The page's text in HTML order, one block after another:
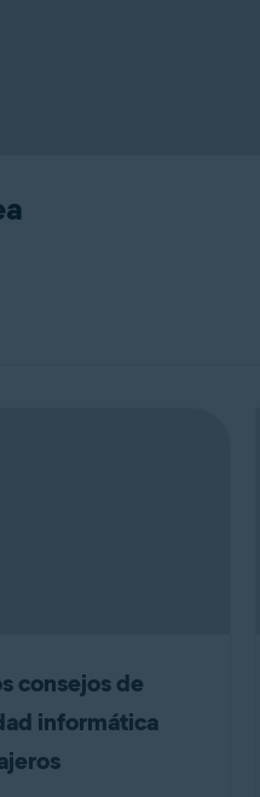
consejos de
informática